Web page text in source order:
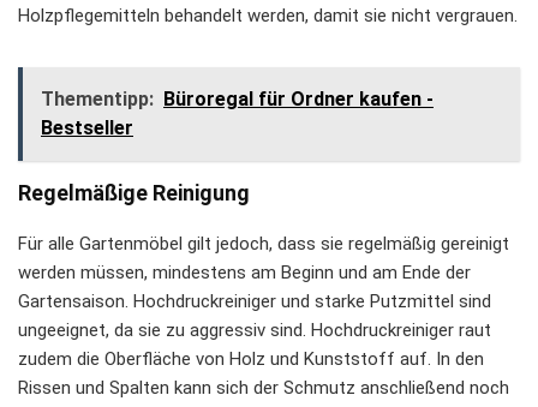
Holzpflegemitteln behandelt werden, damit sie nicht vergrauen.
Thementipp: Büroregal für Ordner kaufen -
Bestseller
Regelmäßige Reinigung
Für alle Gartenmöbel gilt jedoch, dass sie regelmäßig gereinigt
werden müssen, mindestens am Beginn und am Ende der
Gartensaison. Hochdruckreiniger und starke Putzmittel sind
ungeeignet, da sie zu aggressiv sind. Hochdruckreiniger raut
zudem die Oberfläche von Holz und Kunststoff auf. In den
Rissen und Spalten kann sich der Schmutz anschließend noch